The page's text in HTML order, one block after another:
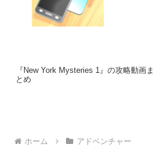
『New York Mysteries 1』の攻略動画ま
とめ
ホーム アドベンチャー